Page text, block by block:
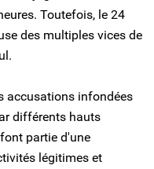
Toutefois, le 24
des multiples vices de
accusations infondées
différents hauts
partie d'une
légitimes et